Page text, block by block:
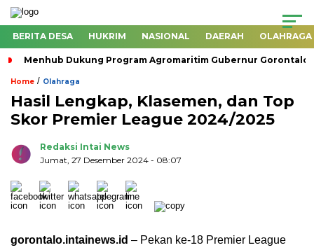
BERITA DESA HUKRIM NASIONAL DAERAH OLAHRAGA
Menhub Dukung Program Agromaritim Gubernur
Home / Olahraga
Hasil Lengkap, Klasemen, dan Top
Skor Premier League 2024/2025
Redaksi Intai News
Jumat, 27 Desember 2024 - 08:07
gorontalo.intainews.id – Pekan ke-18 Premier League